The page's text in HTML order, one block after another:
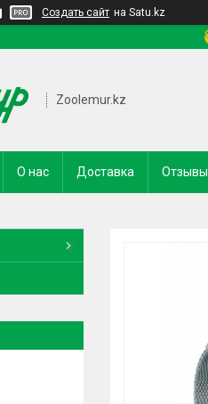
Создать сайт на Satu.kz
Zoolemur.kz
О нас Доставка Отзывы